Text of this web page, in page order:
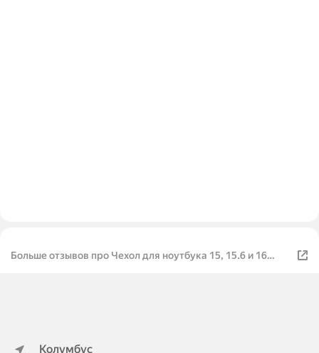
Больше отзывов про Чехол для ноутбука 15, 15.6 и 16
Колумбус